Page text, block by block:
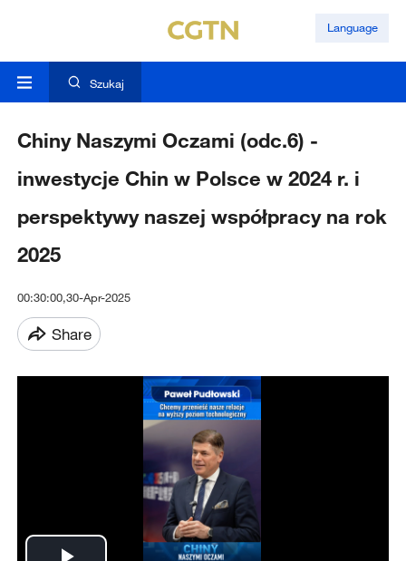
Language
Szukaj
Chiny Naszymi Oczami (odc.6) -
inwestycje Chin w Polsce w 2024 r. i
perspektywy naszej współpracy na rok
2025
00:30:00,30-Apr-2025
Share